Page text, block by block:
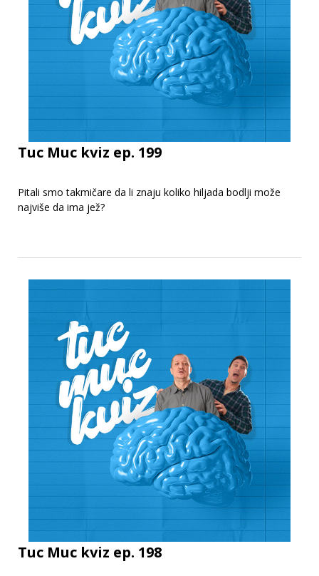
Tuc Muc kviz ep. 199
Pitali smo takmičare da li znaju koliko hiljada bodlji može
najviše da ima jež?
Tuc Muc kviz ep. 198